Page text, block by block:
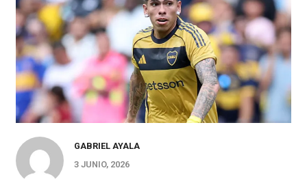
GABRIEL AYALA
3 JUNIO, 2026